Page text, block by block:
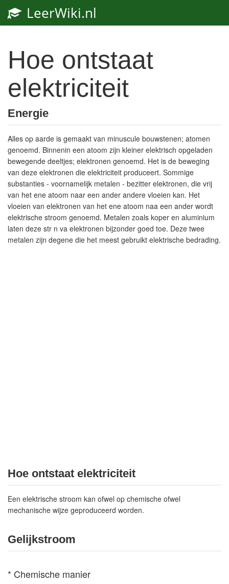
LeerWiki.nl
Hoe ontstaat
elektriciteit
Energie
Alles op aarde is gemaakt van minuscule bouwstenen; atomen
genoemd. Binnenin een atoom zijn kleiner elektrisch opgeladen
bewegende deeltjes; elektronen genoemd. Het is de beweging
van deze elektronen die elektriciteit produceert. Sommige
substanties - voornamelijk metalen - bezitter elektronen, die vrij
van het ene atoom naar een ander andere vloeien kan. Het
vloeien van elektronen van het ene atoom naa een ander wordt
elektrische stroom genoemd. Metalen zoals koper en aluminium
laten deze str n va elektronen bijzonder goed toe. Deze twee
metalen zijn degene die het meest gebruikt elektrische bedrading.
Hoe ontstaat elektriciteit
Een elektrische stroom kan ofwel op chemische ofwel
mechanische wijze geproduceerd worden.
Gelijkstroom
* Chemische manier